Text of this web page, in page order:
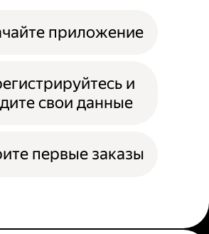
приложение
и
свои данные
первые заказы